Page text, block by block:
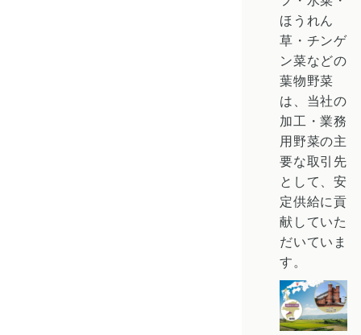
ほうれん
草・チンゲ
ン菜などの
葉物野菜
は、当社の
加工・業務
用野菜の主
要な取引先
として、安
定供給に貢
献していた
だいていま
す。